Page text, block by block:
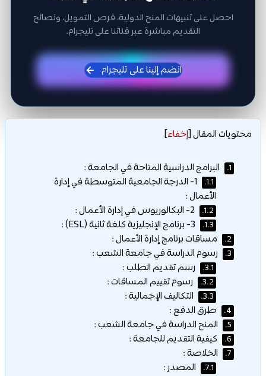
احصل على تنبيهات المنح الدولية، فرص التمويل، ونصائح
التقديم مباشرة عبر قناتنا على تليجرام.
انضم إلينا على تليجرام
محتويات المقال[إخفاء]
1. البرامج الدراسية المتاحة في الجامعة :
1.1.
1- الدرجة الجامعية المتوسطة في إدارة
الأعمال :
1.2.
1.3.
2. مساقات برنامج إدارة الأعمال :
3. رسوم الدراسة في جامعة الشعب :
3.1. رسم تقديم الطلب :
3.2. رسوم تقييم المساقات :
3.3. التكاليف الإجمالية :
4. طرق الدفع :
5. المنح الدراسة في جامعة الشعب :
6. كيفية التقديم للجامعة :
7. الخلاصة :
7.1. المصدر :